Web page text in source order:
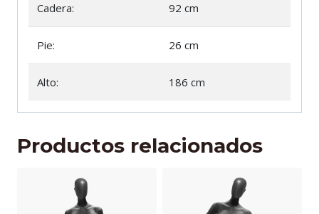
Cadera: 92 cm
Pie: 26 cm
Alto: 186 cm
Productos relacionados